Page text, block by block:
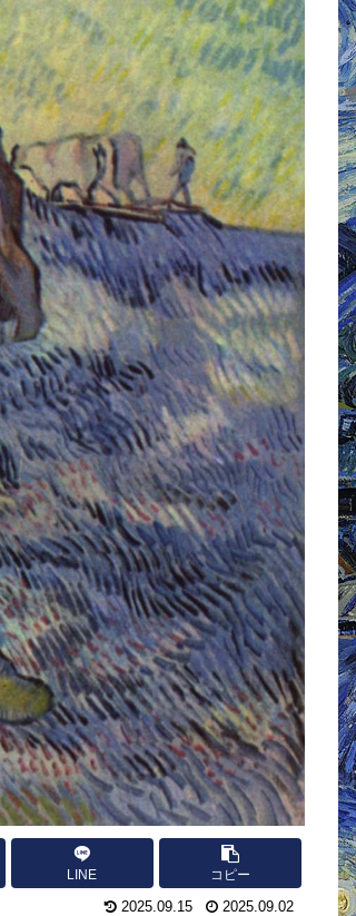
LINE コピー
2025.09.15 2025.09.02